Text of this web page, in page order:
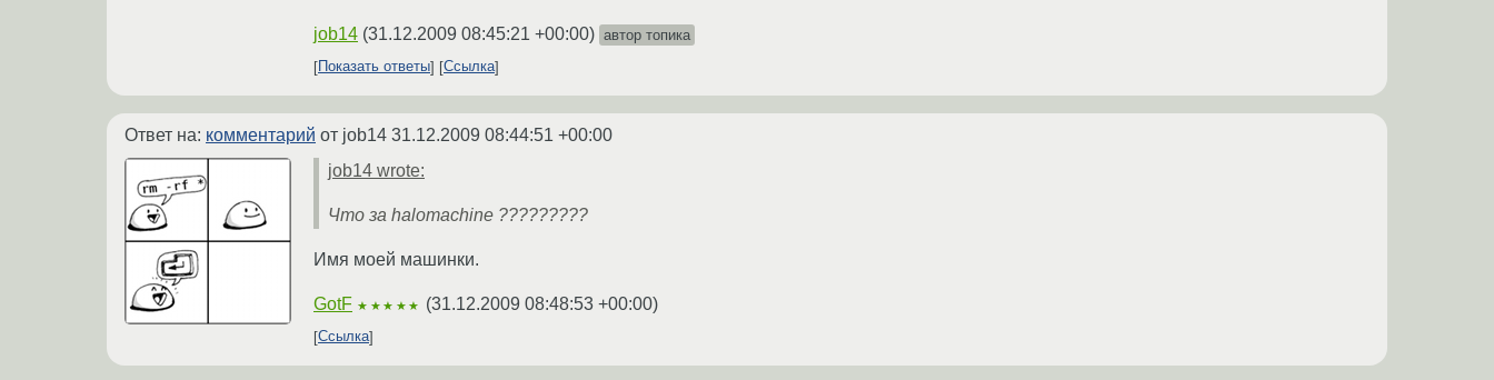
job14 (31.12.2009 08:45:21 +00:00) автор топика
Показать ответы
Ссылка
Ответ на: комментарий от job14 31.12.2009 08:44:51 +00:00
job14 wrote:
Что за halomachine ?????????
Имя моей машинки.
GotF ★★★★★ (31.12.2009 08:48:53 +00:00)
Ссылка